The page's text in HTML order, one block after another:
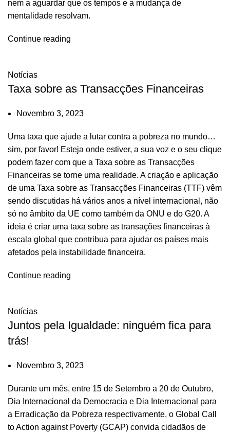
nem a aguardar que os tempos e a mudança de
mentalidade resolvam.
Continue reading
Notícias
Taxa sobre as Transacções Financeiras
Novembro 3, 2023
Uma taxa que ajude a lutar contra a pobreza no mundo…
sim, por favor! Esteja onde estiver, a sua voz e o seu clique
podem fazer com que a Taxa sobre as Transacções
Financeiras se torne uma realidade. A criação e aplicação
de uma Taxa sobre as Transacções Financeiras (TTF) vêm
sendo discutidas há vários anos a nível internacional, não
só no âmbito da UE como também da ONU e do G20. A
ideia é criar uma taxa sobre as transações financeiras à
escala global que contribua para ajudar os países mais
afetados pela instabilidade financeira.
Continue reading
Notícias
Juntos pela Igualdade: ninguém fica para
trás!
Novembro 3, 2023
Durante um mês, entre 15 de Setembro a 20 de Outubro,
Dia Internacional da Democracia e Dia Internacional para
a Erradicação da Pobreza respectivamente, o Global Call
to Action against Poverty (GCAP) convida cidadãos de